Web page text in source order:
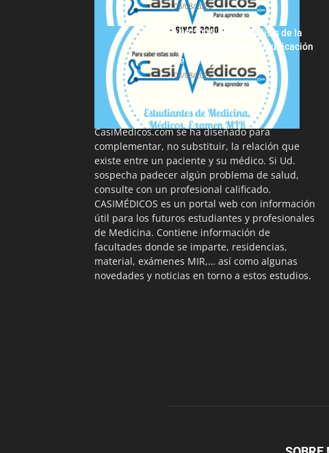
08/08/2026
MIR 2025-2026: análisis de la
tercera semana de adjudicación
de plazas
08/08/2026
La información proporcionada en
CasiMedicos.com se ha diseñado para
complementar, no substituir, la relación que
existe entre un paciente y su médico. Si Ud.
sospecha padecer algún problema de salud,
consulte con un profesional calificado.
CASIMÉDICOS es un portal web con información
útil para los futuros estudiantes y profesionales
de Medicina. Contiene información de
facultades donde se imparte, residencias,
material, exámenes MIR,… así como algunas
novedades y noticias en torno a estos estudios.